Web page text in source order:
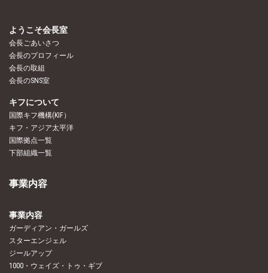
ようこそ会長室
会長ごあいさつ
会長のプロフィール
会長の取組
会長のSNS室
キフについて
国際キフ機構(KIF）
キフ・アジア太平洋
国際拠点一覧
下部組織一覧
事業内容
事業内容
ガーディアン・ガールズ
スターエンジェル
ジールアップ
1000・ウェイズ・トゥ・ギブ